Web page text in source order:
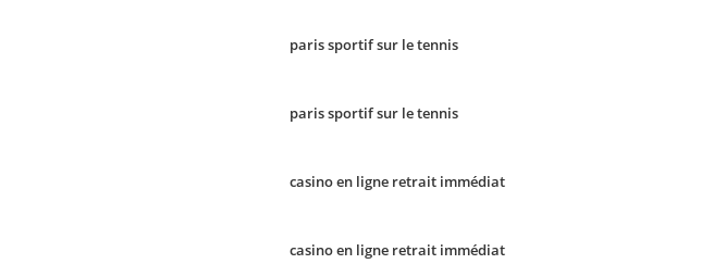
paris sportif sur le tennis
paris sportif sur le tennis
casino en ligne retrait immédiat
casino en ligne retrait immédiat